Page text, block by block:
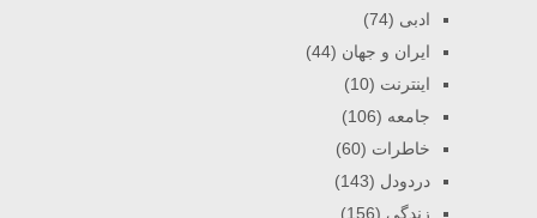
ادبی (74)
ایران و جهان (44)
اینترنت (10)
جامعه (106)
خاطرات (60)
دردودل (143)
زندگی (156)